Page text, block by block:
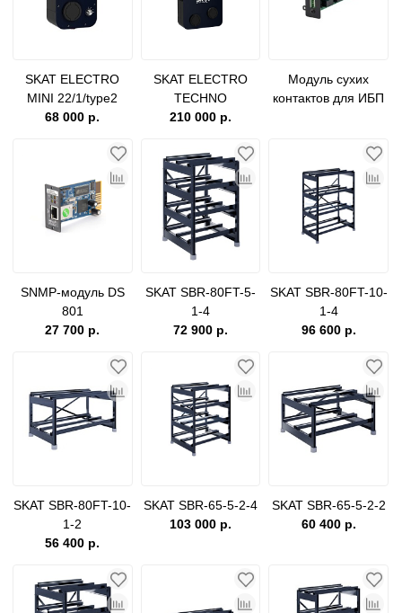
SKAT ELECTRO
MINI 22/1/type2
68 000 р.
SKAT ELECTRO
TECHNO
22/2/type2/OCPP
210 000 р.
Модуль сухих
контактов для ИБП
SNMP-модуль DS
801
27 700 р.
SKAT SBR-80FT-5-
1-4
72 900 р.
SKAT SBR-80FT-10-
1-4
96 600 р.
SKAT SBR-80FT-10-
1-2
56 400 р.
SKAT SBR-65-5-2-4
103 000 р.
SKAT SBR-65-5-2-2
60 400 р.